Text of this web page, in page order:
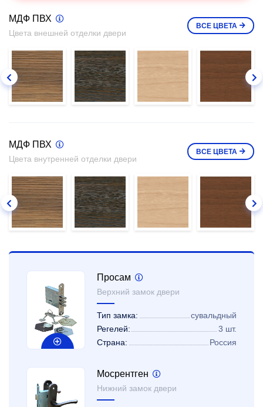
МДФ ПВХ
Цвета внешней отделки двери
ВСЕ ЦВЕТА
МДФ ПВХ
Цвета внутренней отделки двери
ВСЕ ЦВЕТА
Просам
Верхний замок двери
Тип замка:
сувальдный
Регелей:
3 шт.
Страна:
Россия
Мосрентген
Нижний замок двери